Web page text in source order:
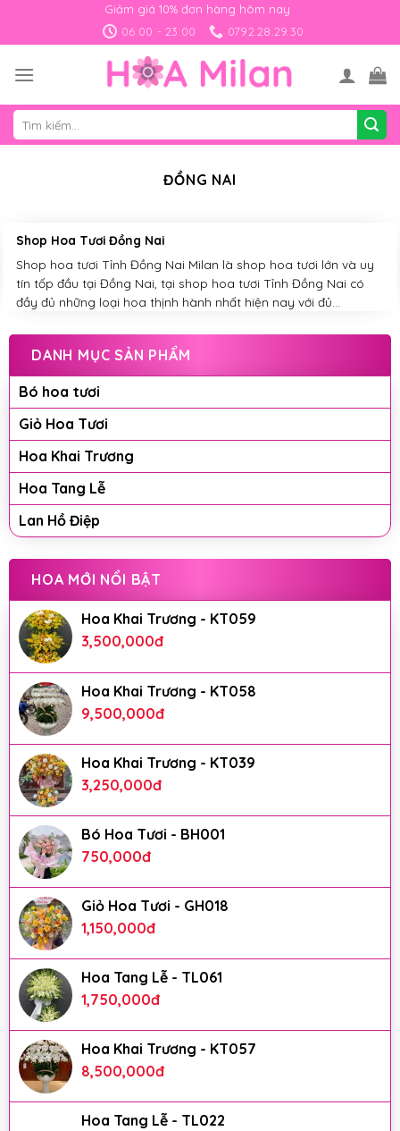
Giảm giá 10% đơn hàng hôm nay
06:00 - 23:00
0792.28.29.30
Tìm
kiếm:
ĐỒNG NAI
Shop Hoa Tươi Đồng Nai
Shop hoa tươi Tỉnh Đồng Nai Milan là shop hoa tươi lớn và uy
tín tốp đầu tại Đồng Nai, tại shop hoa tươi Tỉnh Đồng Nai có
đầy đủ những loại hoa thịnh hành nhất hiện nay với đủ...
DANH MỤC SẢN PHẨM
Bó hoa tươi
Giỏ Hoa Tươi
Hoa Khai Trương
Hoa Tang Lễ
Lan Hồ Điệp
HOA MỚI NỔI BẬT
Hoa Khai Trương - KT059
3,500,000đ
Hoa Khai Trương - KT058
9,500,000đ
Hoa Khai Trương - KT039
3,250,000đ
Bó Hoa Tươi - BH001
750,000đ
Giỏ Hoa Tươi - GH018
1,150,000đ
Hoa Tang Lễ - TL061
1,750,000đ
Hoa Khai Trương - KT057
8,500,000đ
Hoa Tang Lễ - TL022